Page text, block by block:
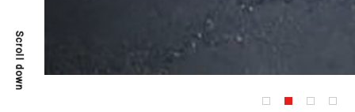
Scroll down